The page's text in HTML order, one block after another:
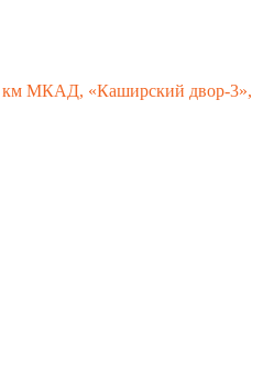
МКАД, «Каширский двор-3»,